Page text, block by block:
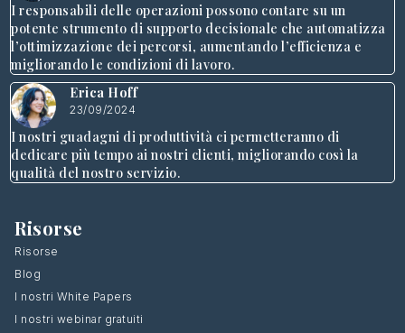
I responsabili delle operazioni possono contare su un
potente strumento di supporto decisionale che automatizza
l’ottimizzazione dei percorsi, aumentando l’efficienza e
migliorando le condizioni di lavoro.
Erica Hoff
23/09/2024
I nostri guadagni di produttività ci permetteranno di
dedicare più tempo ai nostri clienti, migliorando così la
qualità del nostro servizio.
Risorse
Risorse
Blog
I nostri White Papers
I nostri webinar gratuiti